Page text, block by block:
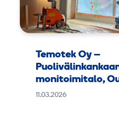
Temotek Oy –
monitoimitalo,
11.03.2026